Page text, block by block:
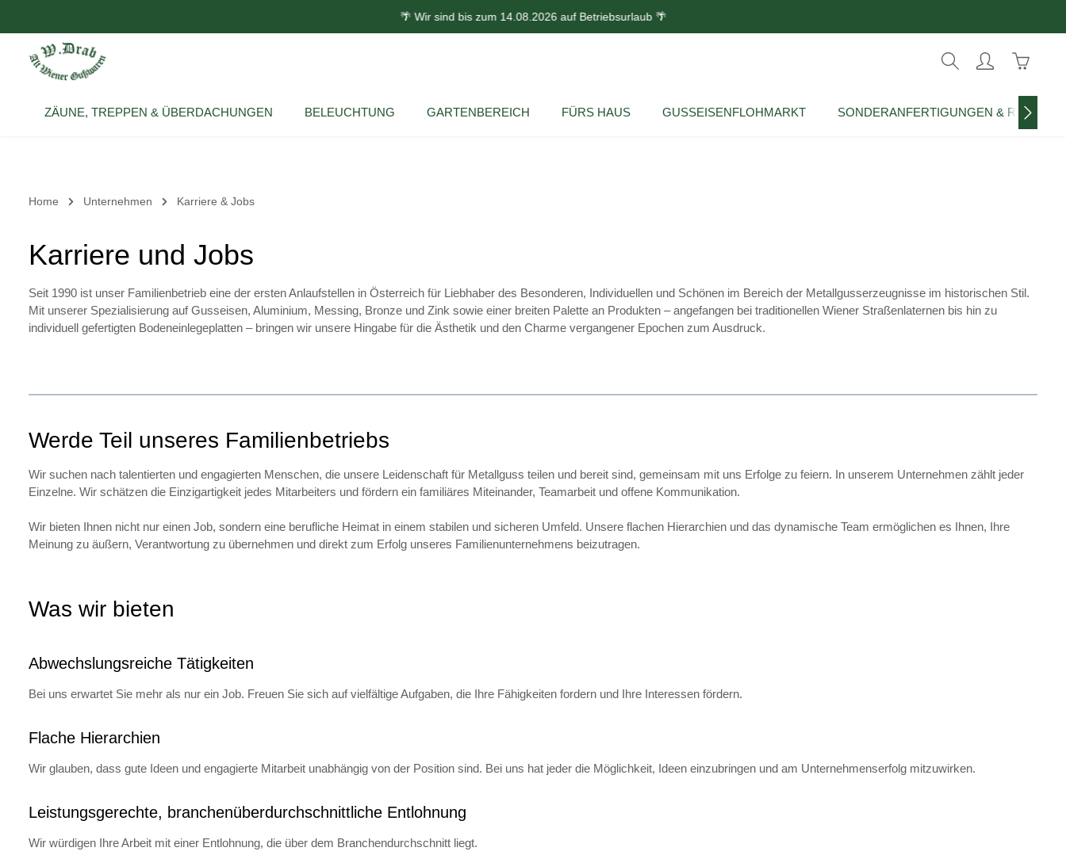
🌴 Wir sind bis zum 14.08.2026 auf Betriebsurlaub 🌴
ZÄUNE, TREPPEN & ÜBERDACHUNGEN BELEUCHTUNG GARTENBEREICH FÜRS HAUS GUSSEISENFLOHMARKT SONDERANFERTIGUNGEN &
Home Unternehmen Karriere & Jobs
Karriere und Jobs
Seit 1990 ist unser Familienbetrieb eine der ersten Anlaufstellen in Österreich für Liebhaber des Besonderen, Individuellen und Schönen im Bereich der Metallgusserzeugnisse im historischen Stil.
Mit unserer Spezialisierung auf Gusseisen, Aluminium, Messing, Bronze und Zink sowie einer breiten Palette an Produkten – angefangen bei traditionellen Wiener Straßenlaternen bis hin zu
individuell gefertigten Bodeneinlegeplatten – bringen wir unsere Hingabe für die Ästhetik und den Charme vergangener Epochen zum Ausdruck.
Werde Teil unseres Familienbetriebs
Wir suchen nach talentierten und engagierten Menschen, die unsere Leidenschaft für Metallguss teilen und bereit sind, gemeinsam mit uns Erfolge zu feiern. In unserem Unternehmen zählt jeder
Einzelne. Wir schätzen die Einzigartigkeit jedes Mitarbeiters und fördern ein familiäres Miteinander, Teamarbeit und offene Kommunikation.
Wir bieten Ihnen nicht nur einen Job, sondern eine berufliche Heimat in einem stabilen und sicheren Umfeld. Unsere flachen Hierarchien und das dynamische Team ermöglichen es Ihnen, Ihre
Meinung zu äußern, Verantwortung zu übernehmen und direkt zum Erfolg unseres Familienunternehmens beizutragen.
Was wir bieten
Abwechslungsreiche Tätigkeiten
Bei uns erwartet Sie mehr als nur ein Job. Freuen Sie sich auf vielfältige Aufgaben, die Ihre Fähigkeiten fordern und Ihre Interessen fördern.
Flache Hierarchien
Wir glauben, dass gute Ideen und engagierte Mitarbeit unabhängig von der Position sind. Bei uns hat jeder die Möglichkeit, Ideen einzubringen und am Unternehmenserfolg mitzuwirken.
Leistungsgerechte, branchenüberdurchschnittliche Entlohnung
Wir würdigen Ihre Arbeit mit einer Entlohnung, die über dem Branchendurchschnitt liegt.